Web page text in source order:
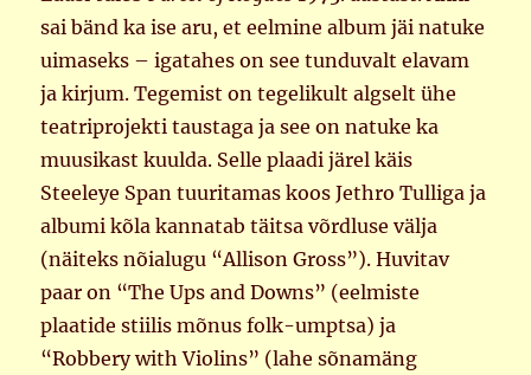
sai bänd ka ise aru, et eelmine album jäi natuke
uimaseks – igatahes on see tunduvalt elavam
ja kirjum. Tegemist on tegelikult algselt ühe
teatriprojekti taustaga ja see on natuke ka
muusikast kuulda. Selle plaadi järel käis
Steeleye Span tuuritamas koos Jethro Tulliga ja
albumi kõla kannatab täitsa võrdluse välja
(näiteks nõialugu “Allison Gross”). Huvitav
paar on “The Ups and Downs” (eelmiste
plaatide stiilis mõnus folk-umptsa) ja
“Robbery with Violins” (lahe sõnamäng